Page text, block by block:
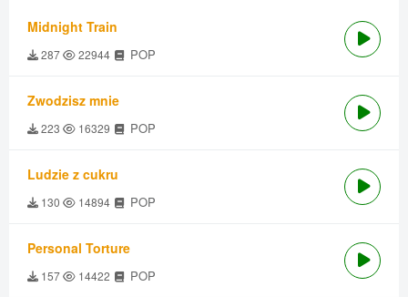
Midnight Train
287 22944 POP
Zwodzisz mnie
223 16329 POP
Ludzie z cukru
130 14894 POP
Personal Torture
157 14422 POP